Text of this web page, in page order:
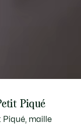
Piqué
Piqué, maille